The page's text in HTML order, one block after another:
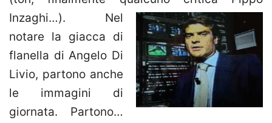
Inzaghi…). Nel
notare la giacca di
flanella di Angelo Di
Livio, partono anche
le immagini di
giornata. Partono…